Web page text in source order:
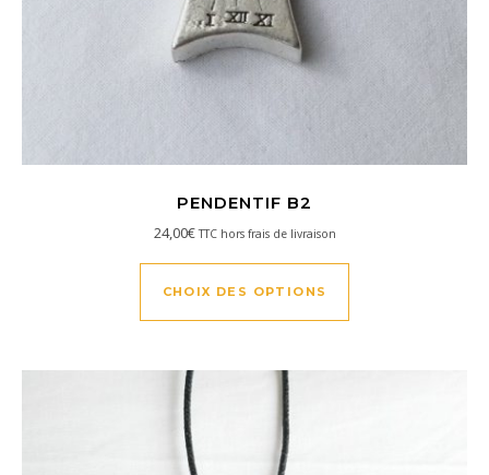
PENDENTIF B2
24,00€ TTC hors frais de livraison
CHOIX DES OPTIONS
Ce produit a